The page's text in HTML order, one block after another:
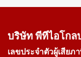
บริษัท พีทีไอโกล
เลขประจำตัวผู้เสียภ